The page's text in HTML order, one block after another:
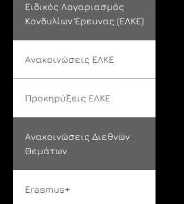
Ειδικός Λογαριασμός
Κονδυλίων Έρευνας (ΕΛΚΕ)
Ανακοινώσεις ΕΛΚΕ
Προκηρύξεις ΕΛΚΕ
Ανακοινώσεις Διεθνών
Θεμάτων
Erasmus+